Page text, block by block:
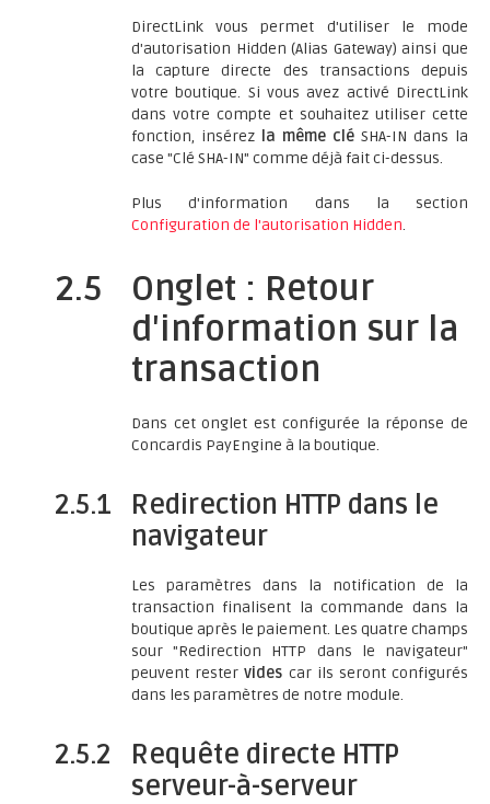
DirectLink vous permet d'utiliser le mode
d'autorisation Hidden (Alias Gateway) ainsi que
la capture directe des transactions depuis
votre boutique. Si vous avez activé DirectLink
dans votre compte et souhaitez utiliser cette
fonction, insérez
la même clé SHA-IN dans la
case "Clé SHA-IN" comme déjà fait ci-dessus.
Plus d'information dans la section
Configuration de l'autorisation Hidden.
2.5
Onglet : Retour
d'information sur la
transaction
Dans cet onglet est configurée la réponse de
Concardis PayEngine à la boutique.
2.5.1
Redirection HTTP dans le
navigateur
Les paramètres dans la notification de la
transaction finalisent la commande dans la
boutique après le paiement. Les quatre champs
sour "Redirection HTTP dans le navigateur"
peuvent restervides car ils seront configurés
dans les paramètres de notre module.
2.5.2
Requête directe HTTP
serveur-à-serveur